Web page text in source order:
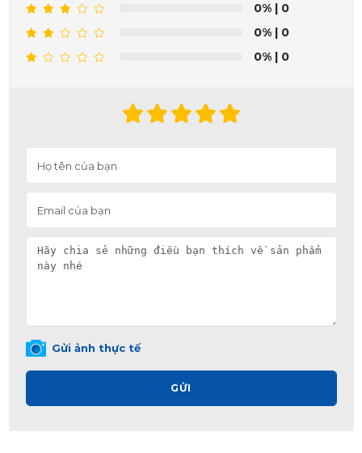
0% | 0
0% | 0
0% | 0
Gửi ảnh thực tế
GỬI